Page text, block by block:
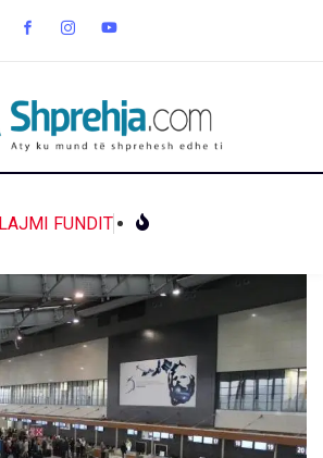
LAJMI FUNDIT